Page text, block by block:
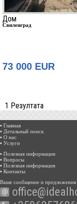
Дом
Свиленград
73 000 EUR
1 Резултата
▪ Главная
▪ Детальный поиск
▪ О нас
▪ Услуги
▪ Полезная информация
▪ Вопросы
▪ Полезная информация
▪ Контакты
Ваше сообщение и предложения